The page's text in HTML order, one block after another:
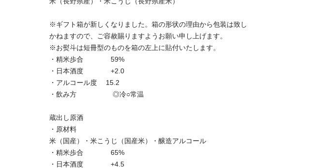
※ギフト箱が新しくなりました。箱の形状の理由から包装は致し
かねますので、ご容赦賜りますようお願い申し上げます。
※お熨斗は短冊型のものを箱の左上に貼付いたします。
・精米歩合 59%
・日本酒度 +2.0
・アルコール度 15.2
・飲み方 ◎冷○常温
蔵出し原酒
・原材料
米（国産）・米こうじ（国産米）・醸造アルコール
・精米歩合 65%
・日本酒度 +4.5